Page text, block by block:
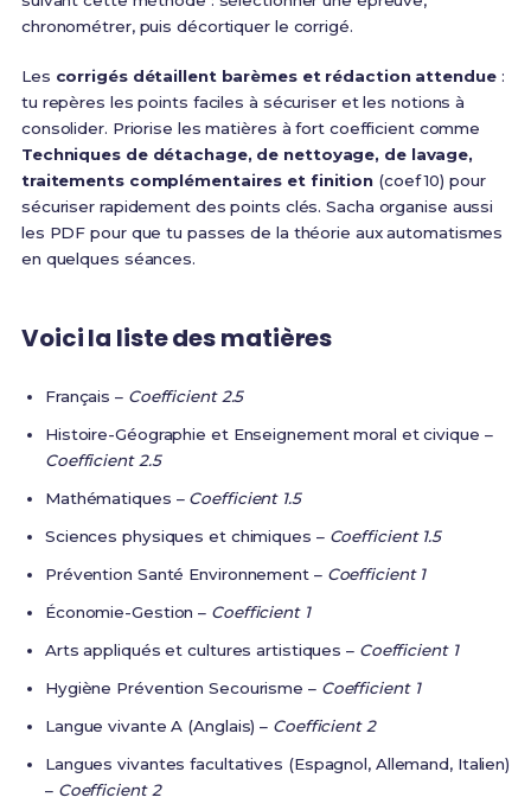
chronométrer, puis décortiquer le corrigé.
Les corrigés détaillent barèmes et rédaction attendue:
tu repères les points faciles à sécuriser et les notions à
consolider. Priorise les matières à fort coefficient comme
Techniques de détachage, de nettoyage, de lavage,
traitements complémentaires et finition (coef 10) pour
sécuriser rapidement des points clés. Sacha organise aussi
les PDF pour que tu passes de la théorie aux automatismes
en quelques séances.
Voici la liste des matières
Français – Coefficient 2.5
Histoire-Géographie et Enseignement moral et civique –
Coefficient 2.5
Mathématiques – Coefficient 1.5
Sciences physiques et chimiques – Coefficient 1.5
Prévention Santé Environnement – Coefficient 1
Économie-Gestion – Coefficient 1
Arts appliqués et cultures artistiques – Coefficient 1
Hygiène Prévention Secourisme – Coefficient 1
Langue vivante A (Anglais) – Coefficient 2
Langues vivantes facultatives (Espagnol, Allemand, Italien)
– Coefficient 2